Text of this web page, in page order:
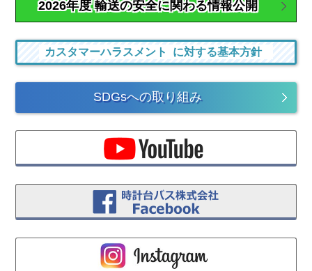
2026年度 輸送の安全に関わる情報公開
カスタマーハラスメント に対する基本方針
SDGsへの取り組み